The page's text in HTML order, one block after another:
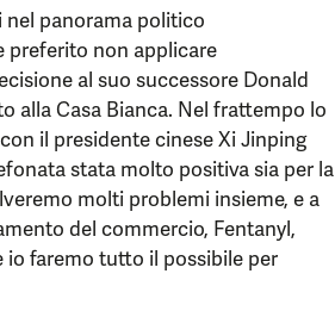
nel panorama politico
preferito non applicare
al suo successore Donald
alla Casa Bianca. Nel frattempo lo
il presidente cinese Xi Jinping
stata molto positiva sia per la
molti problemi insieme, e a
del commercio, Fentanyl,
io faremo tutto il possibile per